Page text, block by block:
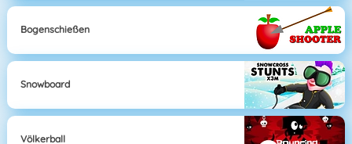
Bogenschießen
Snowboard
Völkerball